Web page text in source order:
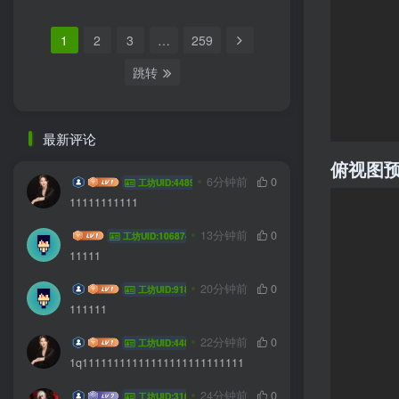
1 2 3 …
259
跳转
最新评论
@ 工坊UID:44893 6分钟前
0
11111111111
hongman工坊UID:106874 13分钟前
0
11111
stars524 工坊UID:91862 20分钟前
0
111111
@ 工坊UID:44893 22分钟前
0
1q11111111111111111111111111
三雯钰 工坊UID:31657 24分钟前 0
俯视图